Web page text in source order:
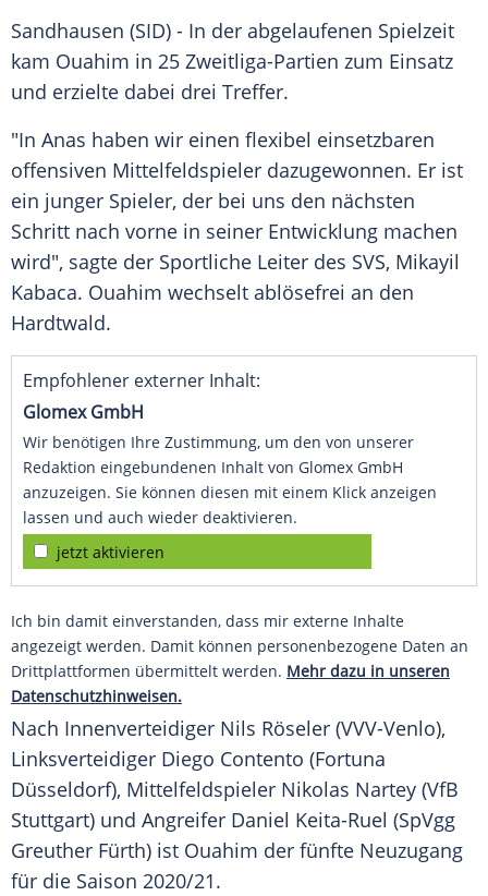
Sandhausen (SID) - In der abgelaufenen Spielzeit
kam Ouahim in 25 Zweitliga-Partien zum Einsatz
und erzielte dabei drei Treffer.
"In Anas haben wir einen flexibel einsetzbaren
offensiven Mittelfeldspieler dazugewonnen. Er ist
ein junger Spieler, der bei uns den nächsten
Schritt nach vorne in seiner Entwicklung machen
wird", sagte der Sportliche Leiter des SVS, Mikayil
Kabaca. Ouahim wechselt ablösefrei an den
Hardtwald.
Empfohlener externer Inhalt:
Glomex GmbH
Wir benötigen Ihre Zustimmung, um den von unserer
Redaktion eingebundenen Inhalt von Glomex GmbH
anzuzeigen. Sie können diesen mit einem Klick anzeigen
lassen und auch wieder deaktivieren.
jetzt aktivieren
Ich bin damit einverstanden, dass mir externe Inhalte
angezeigt werden. Damit können personenbezogene Daten an
Drittplattformen übermittelt werden. Mehr dazu in unseren
Datenschutzhinweisen.
Nach Innenverteidiger Nils Röseler (VVV-Venlo),
Linksverteidiger Diego Contento (Fortuna
Düsseldorf), Mittelfeldspieler Nikolas Nartey (VfB
Stuttgart) und Angreifer Daniel Keita-Ruel (SpVgg
Greuther Fürth) ist Ouahim der fünfte Neuzugang
für die Saison 2020/21.